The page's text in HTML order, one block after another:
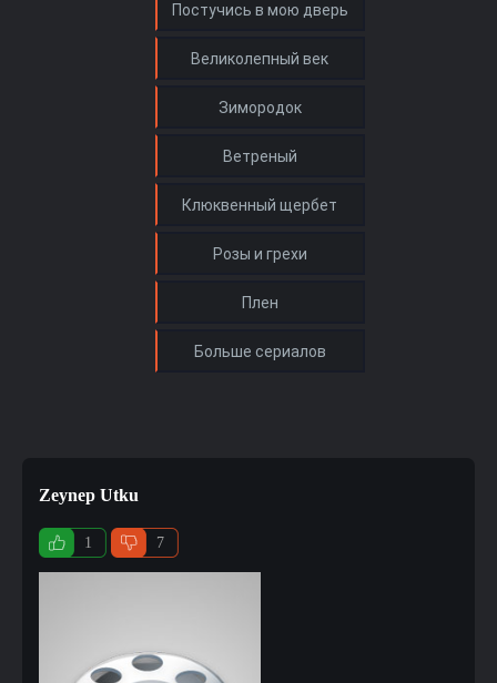
Zeynep Utku
1 7